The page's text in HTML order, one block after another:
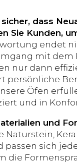
dass
Sie Kunden,
endet
mit dem
nur dann
persönliche
Öfen
und in
und
Naturstein,
passen sich
die